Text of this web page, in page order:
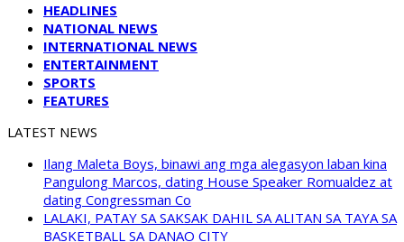
HEADLINES
NATIONAL NEWS
INTERNATIONAL NEWS
ENTERTAINMENT
SPORTS
FEATURES
LATEST NEWS
Ilang Maleta Boys, binawi ang mga alegasyon laban kina
Pangulong Marcos, dating House Speaker Romualdez at
dating Congressman Co
LALAKI, PATAY SA SAKSAK DAHIL SA ALITAN SA TAYA SA
BASKETBALL SA DANAO CITY